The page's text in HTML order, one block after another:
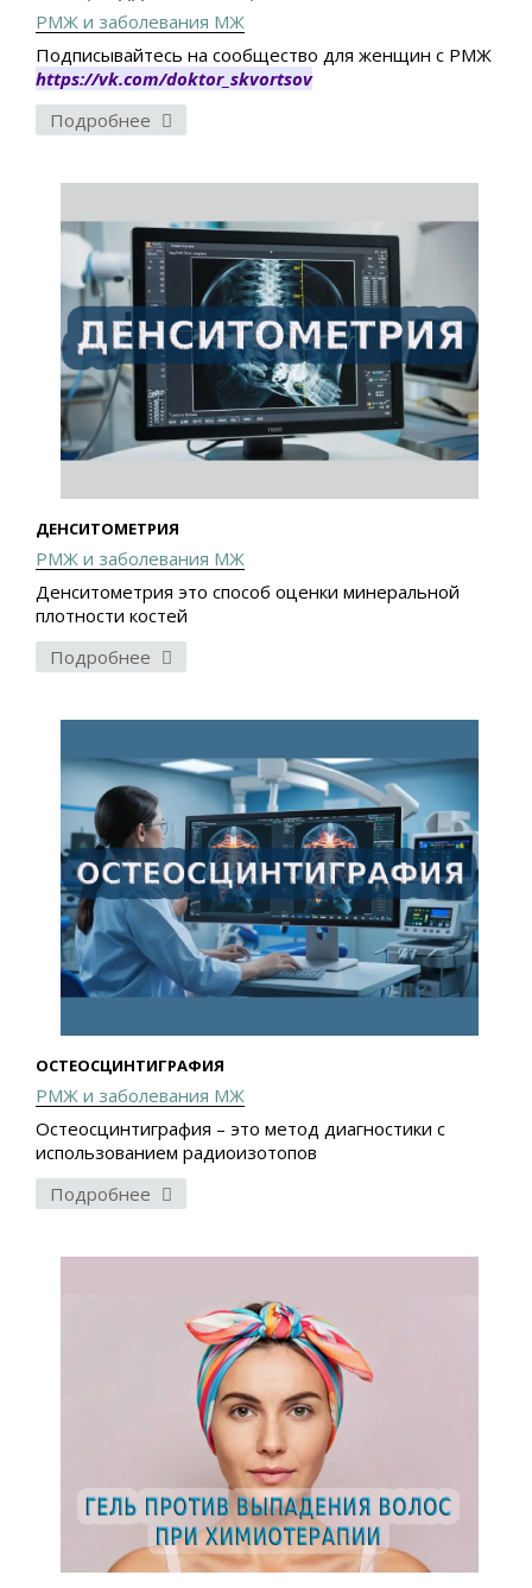
РМЖ и заболевания МЖ
Подписывайтесь на сообщество для женщин с РМЖ
https://vk.com/doktor_skvortsov
Подробнее
ДЕНСИТОМЕТРИЯ
РМЖ и заболевания МЖ
Денситометрия это способ оценки минеральной
плотности костей
Подробнее
ОСТЕОСЦИНТИГРАФИЯ
РМЖ и заболевания МЖ
Остеосцинтиграфия – это метод диагностики с
использованием радиоизотопов
Подробнее